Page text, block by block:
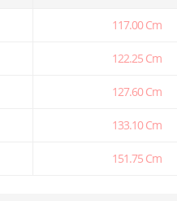
117.00 Cm
122.25 Cm
127.60 Cm
133.10 Cm
151.75 Cm